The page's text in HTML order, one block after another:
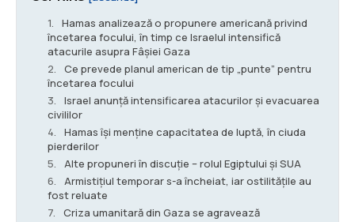
Hamas analizează o propunere americană privind
încetarea focului, în timp ce Israelul intensifică
atacurile asupra Fâșiei Gaza
Ce prevede planul american de tip „punte” pentru
încetarea focului
Israel anunță intensificarea atacurilor și evacuarea
civililor
Hamas își menține capacitatea de luptă, în ciuda
pierderilor
Alte propuneri în discuție – rolul Egiptului și SUA
Armistițiul temporar s-a încheiat, iar ostilitățile au
fost reluate
Criza umanitară din Gaza se agravează